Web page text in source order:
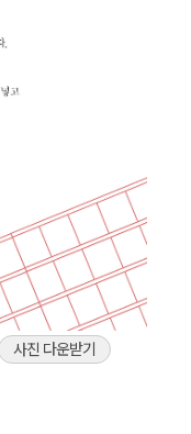
사진 다운받기